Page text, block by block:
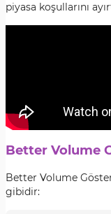
piyasa koşullarını
Better Volume
Better Volume
gibidir: